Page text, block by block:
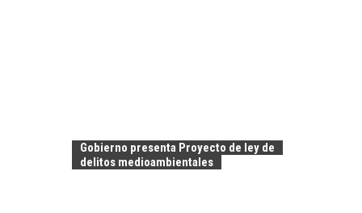
Gobierno presenta Proyecto de ley de
delitos medioambientales